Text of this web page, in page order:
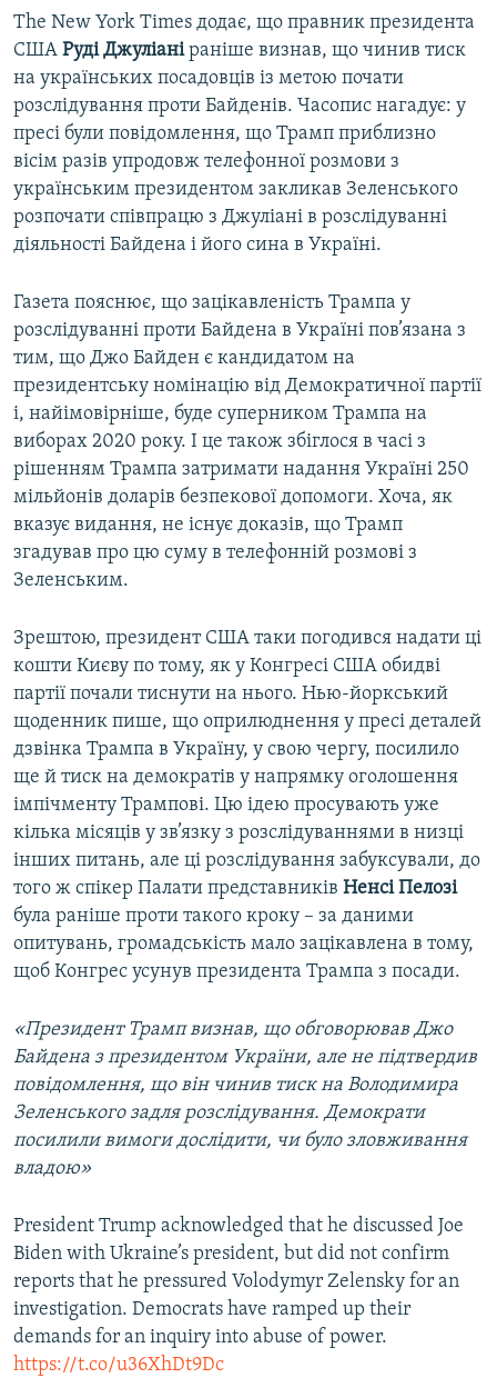
The New York Times додає, що правник президента
США Руді Джуліаніраніше визнав, що чинив тиск
на українських посадовців із метою почати
розслідування проти Байденів. Часопис нагадує: у
пресі були повідомлення, що Трамп приблизно
вісім разів упродовж телефонної розмови з
українським президентом закликав Зеленського
розпочати співпрацю з Джуліані в розслідуванні
діяльності Байдена і його сина в Україні.
Газета пояснює, що зацікавленість Трампа у
розслідуванні проти Байдена в Україні пов’язана з
тим, що Джо Байден є кандидатом на
президентську номінацію від Демократичної партії
і, найімовірніше, буде суперником Трампа на
виборах 2020 року. І це також збіглося в часі з
рішенням Трампа затримати надання Україні 250
мільйонів доларів безпекової допомоги. Хоча, як
вказує видання, не існує доказів, що Трамп
згадував про цю суму в телефонній розмові з
Зеленським.
Зрештою, президент США таки погодився надати ці
кошти Києву по тому, як у Конгресі США обидві
партії почали тиснути на нього. Нью-йоркський
щоденник пише, що оприлюднення у пресі деталей
дзвінка Трампа в Україну, у свою чергу, посилило
ще й тиск на демократів у напрямку оголошення
імпічменту Трампові. Цю ідею просувають уже
кілька місяців у зв’язку з розслідуваннями в низці
інших питань, але ці розслідування забуксували, до
того ж спікер Палати представників Ненсі Пелозі
була раніше проти такого кроку – за даними
опитувань, громадськість мало зацікавлена в тому,
щоб Конгрес усунув президента Трампа з посади.
«Президент Трамп визнав, що обговорював Джо
Байдена з президентом України, але не підтвердив
повідомлення, що він чинив тиск на Володимира
Зеленського задля розслідування. Демократи
посилили вимоги дослідити, чи було зловживання
владою»
President Trump acknowledged that he discussed Joe
Biden with Ukraine’s president, but did not confirm
reports that he pressured Volodymyr Zelensky for an
investigation. Democrats have ramped up their
demands for an inquiry into abuse of power.
https://t.co/u36XhDt9Dc